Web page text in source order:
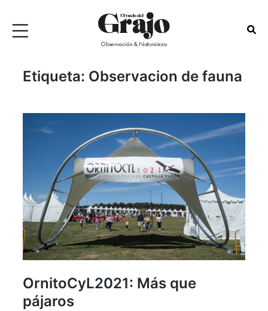
Etiqueta: Observacion de fauna
OrnitoCyL2021: Más que
pájaros